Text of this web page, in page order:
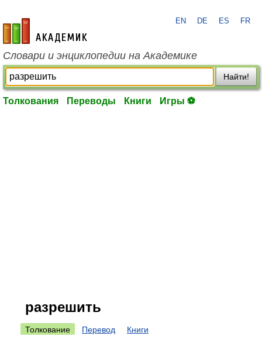
academic.ru
EN DE ES FR
Словари и энциклопедии на Академике
Найти!
Толкования Переводы Книги Игры ⚽
разрешить
Толкование Перевод Книги